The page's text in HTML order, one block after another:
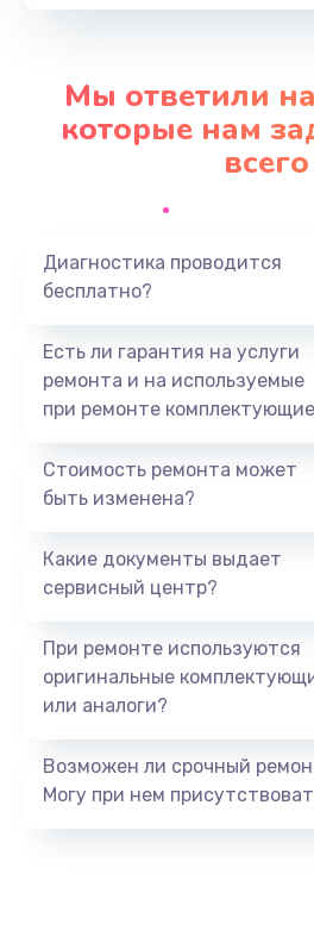
от 1490 руб.
Заказать
от 990 руб.
Заказать
Замена
Заказать
от 890 руб.
Мы ответили
которые нам
всего
Диагностика проводится
бесплатно?
Есть ли гарантия на услуги
ремонта и на используемые
при ремонте
Стоимость ремонта может
быть изменена?
Какие документы выдает
сервисный центр?
При ремонте используются
оригинальные
или аналоги?
Возможен ли срочный
Могу при нем